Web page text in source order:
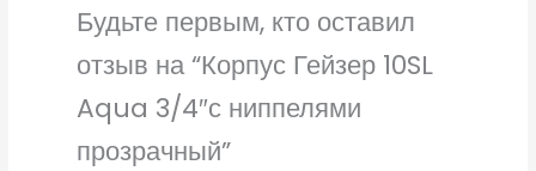
Будьте первым, кто оставил
отзыв на “Корпус Гейзер 10SL
Aqua 3/4″с ниппелями
прозрачный”